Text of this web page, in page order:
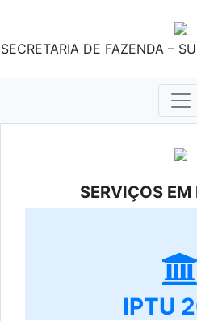
SECRETARIA DE FAZENDA –
SERVIÇOS EM
IPTU